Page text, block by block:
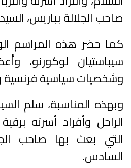
صاحب الجلالة بباريس،
كما حضر هذه المراسم
سيباستيان لوكورنو،
وشخصيات سياسية فرنسية
وبهذه المناسبة، سلم
الراحل وأفراد أسرته
التي بعث بها صاحب
السادس.